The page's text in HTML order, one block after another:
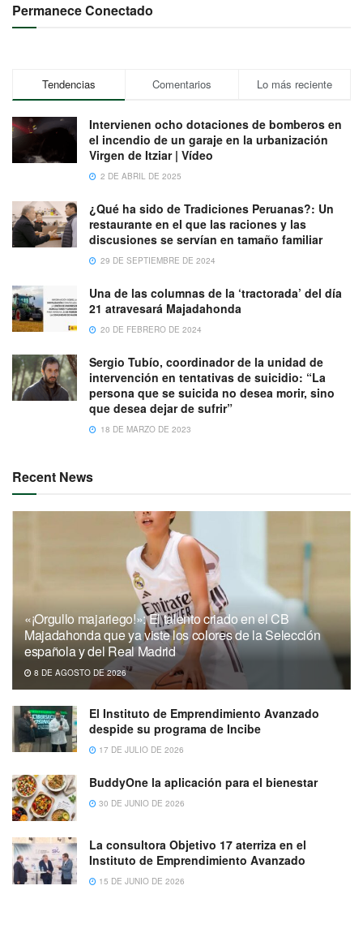
Permanece Conectado
Tendencias Comentarios Lo más reciente
Intervienen ocho dotaciones de bomberos en
el incendio de un garaje en la urbanización
Virgen de Itziar | Vídeo
2 DE ABRIL DE 2025
¿Qué ha sido de Tradiciones Peruanas?: Un
restaurante en el que las raciones y las
discusiones se servían en tamaño familiar
29 DE SEPTIEMBRE DE 2024
Una de las columnas de la ‘tractorada’ del día
21 atravesará Majadahonda
20 DE FEBRERO DE 2024
Sergio Tubío, coordinador de la unidad de
intervención en tentativas de suicidio: “La
persona que se suicida no desea morir, sino
que desea dejar de sufrir”
18 DE MARZO DE 2023
Recent News
«¡Orgullo majariego!»: El talento criado en el CB
Majadahonda que ya viste los colores de la Selección
española y del Real Madrid
8 DE AGOSTO DE 2026
El Instituto de Emprendimiento Avanzado
despide su programa de Incibe
17 DE JULIO DE 2026
BuddyOne la aplicación para el bienestar
30 DE JUNIO DE 2026
La consultora Objetivo 17 aterriza en el
Instituto de Emprendimiento Avanzado
15 DE JUNIO DE 2026